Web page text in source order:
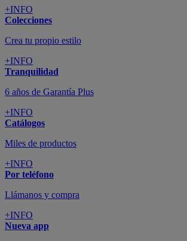
+INFO
Colecciones
Crea tu propio estilo
+INFO
Tranquilidad
6 años de Garantía Plus
+INFO
Catálogos
Miles de productos
+INFO
Por teléfono
Llámanos y compra
+INFO
Nueva app